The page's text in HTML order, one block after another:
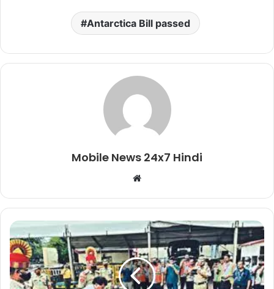
Antarctica Bill passed
Mobile News 24x7 Hindi
Website